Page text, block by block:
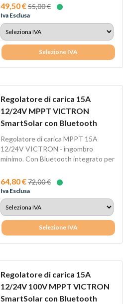
49,50 €55,00 €
Iva Esclusa
Selezione IVA
Regolatore di carica 15A
12/24V MPPT VICTRON
SmartSolar con Bluetooth
Regolatore di carica MPPT 15A
12/24V VICTRON - ingombro
minimo. Con Bluetooth integrato per
64,80 €72,00 €
Iva Esclusa
Selezione IVA
Regolatore di carica 15A
12/24V 100V MPPT VICTRON
SmartSolar con Bluetooth